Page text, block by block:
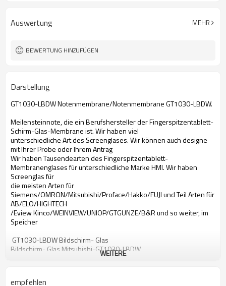
Auswertung MEHR
BEWERTUNG HINZUFÜGEN
Darstellung
GT1030-LBDW Notenmembrane/Notenmembrane GT1030-LBDW.
Meilensteinnote, die ein Berufshersteller der Fingerspitzentablett-
Schirm-Glas-Membrane ist. Wir haben viel
unterschiedliche Art des Screenglases. Wir können auch designe
mit Ihrer Probe oder Ihrem Antrag
Wir haben Tausendearten des Fingerspitzentablett-
Membranenglases für unterschiedliche Marke HMI. Wir haben
Screenglas für
die meisten Arten für
Siemens/OMRON/Mitsubishi/Proface/Hakko/FUJI und Teil Arten für
AB/ELO/HIGHTECH
/Eview Kinco/WEINVIEW/UNIOP/GTGUNZE/B&R und so weiter, im
Speicher
GT1030-LBDW Bildschirm- Glas
Bildschirm- Glas Mitsubishi-GT1030-LBDW
Bildschirm- Glas GT1030-LBDWWEITERE
empfehlen